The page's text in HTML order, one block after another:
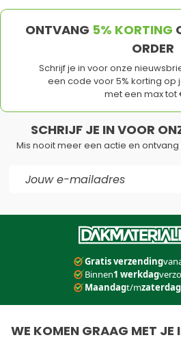
ONTVANG 5% KORTING
ORDER
Schrijf je in voor onze
een code voor 5% korting
met een max tot
SCHRIJF JE IN VOOR
Mis nooit meer een actie en
Gratis verzending
Binnen1 werkdag
Maandagt/m
WE KOMEN GRAAG MET JE